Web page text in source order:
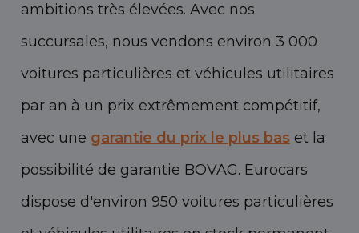
ambitions très élevées. Avec nos
succursales, nous vendons environ 3 000
voitures particulières et véhicules utilitaires
par an à un prix extrêmement compétitif,
avec une garantie du prix le plus bas et la
possibilité de garantie BOVAG. Eurocars
dispose d'environ 950 voitures particulières